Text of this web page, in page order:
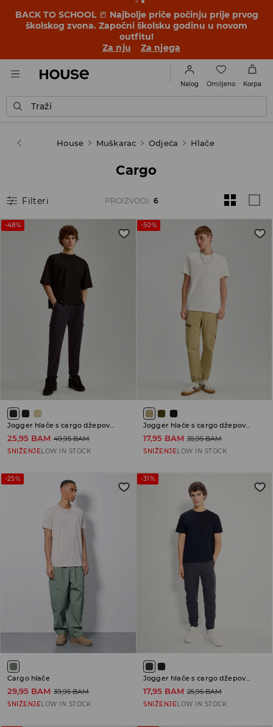
BACK TO SCHOOL 📒 Najbolje priče počinju prije prvog
školskog zvona. Započni školsku godinu u novom
outfitu!
Za nju
Za njega
Nalog Omiljeno Korpa
Traži
House Muškarac Odjeća Hlače
Cargo
Filteri PROIZVODI : 6
-48%
25,95 BAM 49,95 BAM
SNIŽENJELOW IN STOCK
-50%
17,95 BAM 35,95 BAM
SNIŽENJELOW IN STOCK
-25%
Cargo hlače
29,95 BAM 39,95 BAM
SNIŽENJE LOW IN STOCK
-31%
Jogger hlače s cargo džepovima
17,95 BAM 25,95 BAM
SNIŽENJE LOW IN STOCK